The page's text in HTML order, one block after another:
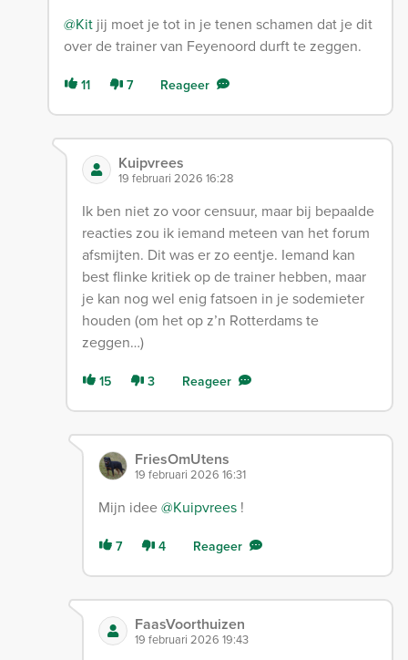
@Kitjij moet je tot in je tenen schamen dat je dit
over de trainer van Feyenoord durft te zeggen.
11 7 Reageer
Kuipvrees
19 februari 2026 16:28
Ik ben niet zo voor censuur, maar bij bepaalde
reacties zou ik iemand meteen van het forum
afsmijten. Dit was er zo eentje. Iemand kan
best flinke kritiek op de trainer hebben, maar
je kan nog wel enig fatsoen in je sodemieter
houden (om het op z’n Rotterdams te
zeggen…)
15 3 Reageer
FriesOmUtens
19 februari 2026 16:31
Mijn idee@Kuipvrees !
7 4 Reageer
FaasVoorthuizen
19 februari 2026 19:43